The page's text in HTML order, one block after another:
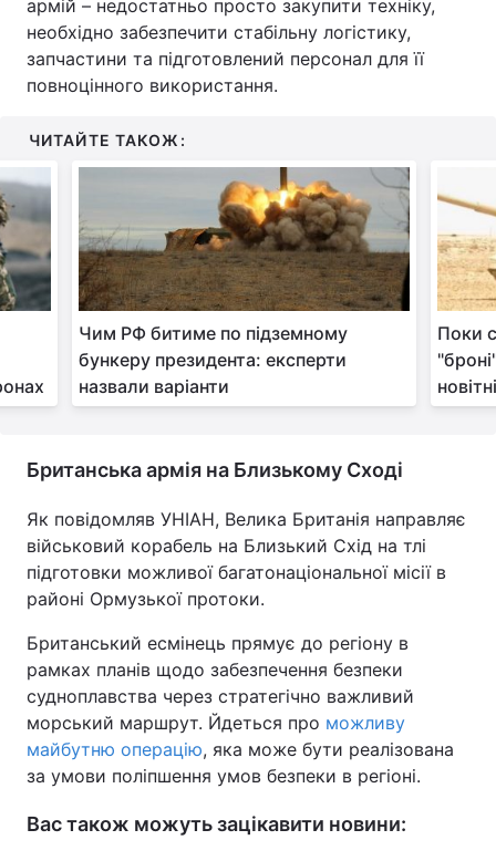
армій – недостатньо просто закупити техніку,
необхідно забезпечити стабільну логістику,
запчастини та підготовлений персонал для її
повноцінного використання.
ЧИТАЙТЕ ТАКОЖ:
Чим РФ битиме по підземному
бункеру президента: експерти
назвали варіанти
Поки
Британська армія на Близькому Сході
Як повідомляв УНІАН, Велика Британія направляє
військовий корабель на Близький Схід на тлі
підготовки можливої багатонаціональної місії в
районі Ормузької протоки.
Британський есмінець прямує до регіону в
рамках планів щодо забезпечення безпеки
судноплавства через стратегічно важливий
морський маршрут. Йдеться про можливу
майбутню операцію, яка може бути реалізована
за умови поліпшення умов безпеки в регіоні.
Вас також можуть зацікавити новини: